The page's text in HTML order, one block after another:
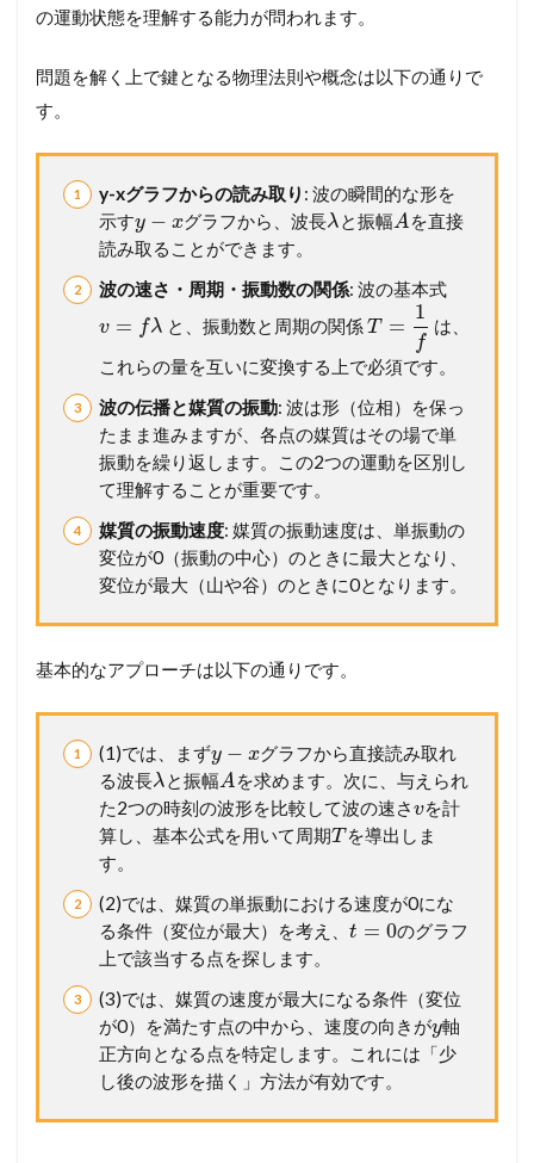
3
ン
プ
が
必
要
で
す
の運動状態を理解する能力が問われます。
問題を解く上で鍵となる物理法則や概念は以下の通りで
す。
y-xグラフからの読み取り : 波の瞬間的な形を
示すy − xグラフから、波長λと振幅Aを直接
読み取ることができます。
波の速さ・周期・振動数の関係: 波の基本式
v = fλ と、振動数と周期の関係T =
1
f
は、
これらの量を互いに変換する上で必須です。
波の伝播と媒質の振動: 波は形（位相）を保っ
たまま進みますが、各点の媒質はその場で単
振動を繰り返します。この2つの運動を区別し
て理解することが重要です。
媒質の振動速度: 媒質の振動速度は、単振動の
変位が0（振動の中心）のときに最大となり、
変位が最大（山や谷）のときに0となります。
基本的なアプローチは以下の通りです。
(1)では、まずy − xグラフから直接読み取れ
る波長λと振幅Aを求めます。次に、与えられ
た2つの時刻の波形を比較して波の速さvを計
算し、基本公式を用いて周期T を導出しま
す。
(2)では、媒質の単振動における速度が0にな
る条件（変位が最大）を考え、 t = 0のグラフ
上で該当する点を探します。
(3)では、媒質の速度が最大になる条件（変位
が0）を満たす点の中から、速度の向きがy軸
正方向となる点を特定します。これには「少
し後の波形を描く」方法が有効です。